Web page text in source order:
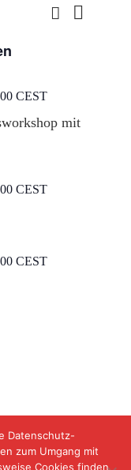
Suche
Liste
CEST
mit
CEST
CEST
der VCS
Datenschutz-
zum Umgang mit
Cookies finden